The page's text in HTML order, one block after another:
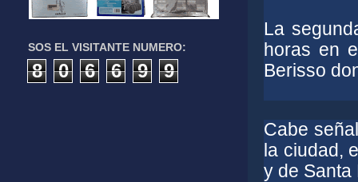
La
horas en
Berisso
Cabe
la ciudad,
y de Santa
SOS EL VISITANTE NUMERO:
8 0 6 6 9 9